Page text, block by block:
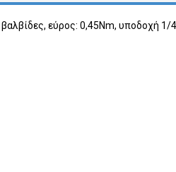
εύρος: 0,45Nm, υποδοχή